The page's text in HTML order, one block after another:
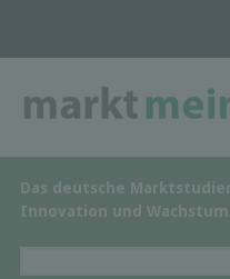
Das deutsche
Innovation und